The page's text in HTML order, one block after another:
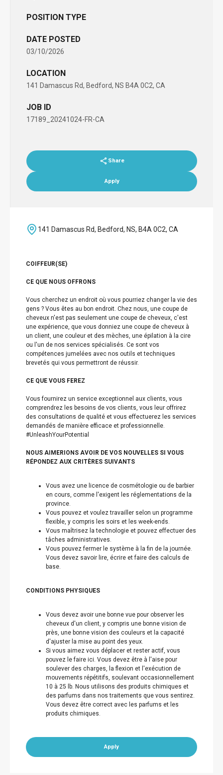
POSITION TYPE
DATE POSTED
03/10/2026
LOCATION
141 Damascus Rd, Bedford, NS B4A 0C2, CA
JOB ID
17189_20241024-FR-CA
Share
Apply
141 Damascus Rd, Bedford, NS, B4A 0C2, CA
COIFFEUR(SE)
CE QUE NOUS OFFRONS
Vous cherchez un endroit où vous pourriez changer la vie des
gens ? Vous êtes au bon endroit. Chez nous, une coupe de
cheveux n'est pas seulement une coupe de cheveux, c'est
une expérience, que vous donniez une coupe de cheveux à
un client, une couleur et des mèches, une épilation à la cire
ou l'un de nos services spécialisés. Ce sont vos
compétences jumelées avec nos outils et techniques
brevetés qui vous permettront de réussir.
CE QUE VOUS FEREZ
Vous fournirez un service exceptionnel aux clients, vous
comprendrez les besoins de vos clients, vous leur offrirez
des consultations de qualité et vous effectuerez les services
demandés de manière efficace et professionnelle.
#UnleashYourPotential
NOUS AIMERIONS AVOIR DE VOS NOUVELLES SI VOUS
RÉPONDEZ AUX CRITÈRES SUIVANTS
Vous avez une licence de cosmétologie ou de barbier
en cours, comme l'exigent les réglementations de la
province.
Vous pouvez et voulez travailler selon un programme
flexible, y compris les soirs et les week-ends.
Vous maîtrisez la technologie et pouvez effectuer des
tâches administratives.
Vous pouvez fermer le système à la fin de la journée.
Vous devez savoir lire, écrire et faire des calculs de
base.
CONDITIONS PHYSIQUES
Vous devez avoir une bonne vue pour observer les
cheveux d'un client, y compris une bonne vision de
près, une bonne vision des couleurs et la capacité
d'ajuster la mise au point des yeux.
Si vous aimez vous déplacer et rester actif, vous
pouvez le faire ici. Vous devez être à l'aise pour
soulever des charges, la flexion et l'exécution de
mouvements répétitifs, soulevant occasionnellement
10 à 25 lb. Nous utilisons des produits chimiques et
des parfums dans nos traitements que vous sentirez.
Vous devez être correct avec les parfums et les
produits chimiques.
Apply